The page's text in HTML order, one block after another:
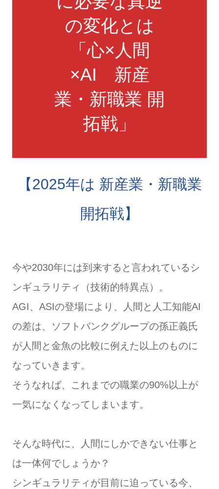
の変化とは
「心×人間
×AI 新産
業・新職業 開
拓戦」
【2025年は 新産業・新職業
開拓戦】
今や2030年には到来すると言われているシ
ンギュラリティ（技術的特異点）。
AGI、ASIの登場により、人間と人工知能AI
の差は、ソフトバンクグループの孫正義氏
が人間と金魚の比較に例えた以上のものに
なっていきます。
そうなれば、これまでの職業の90%以上が
一気になくなってしまいます。
そんな時代に、人間にしかできない仕事と
は一体何でしょうか？
シンギュラリティが目前に迫っている今、